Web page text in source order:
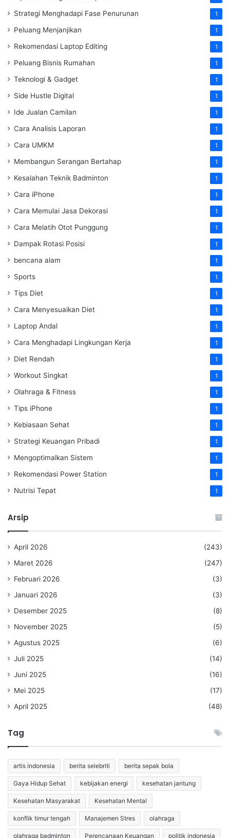
Strategi Menghadapi Fase Penurunan 1
Peluang Menjanjikan 1
Rekomendasi Laptop Editing 1
Peluang Bisnis Rumahan 1
Teknologi & Gadget 1
Side Hustle Digital 1
Ide Jualan Camilan 1
Cara Analisis Laporan 1
Cara UMKM 1
Membangun Serangan Bertahap 1
Kesalahan Teknik Badminton 1
Cara iPhone 1
Cara Memulai Jasa Dekorasi 1
Cara Melatih Otot Punggung 1
Dampak Rotasi Posisi 1
bencana alam 1
Sports 1
Tips Diet 1
Cara Menyesuaikan Diet 1
Laptop Andal 1
Cara Menghadapi Lingkungan Kerja 1
Diet Rendah 1
Workout Singkat 1
Olahraga & Fitness 1
Tips iPhone 1
Kebiasaan Sehat 1
Strategi Keuangan Pribadi 1
Mengoptimalkan Sistem 1
Rekomendasi Power Station 1
Nutrisi Tepat 1
Arsip
April 2026
(243)
Maret 2026
(247)
Februari 2026
(3)
Januari 2026
(3)
Desember 2025
(8)
November 2025
(5)
Agustus 2025
(6)
Juli 2025
(14)
Juni 2025
(16)
Mei 2025
(17)
April 2025
(48)
Tag
artis indonesia berita selebriti berita sepak bola
Gaya Hidup Sehat kebijakan energi kesehatan jantung
Kesehatan Masyarakat Kesehatan Mental
konflik timur tengah Manajemen Stres olahraga
olahraga badminton Perencanaan Keuangan politik indonesia